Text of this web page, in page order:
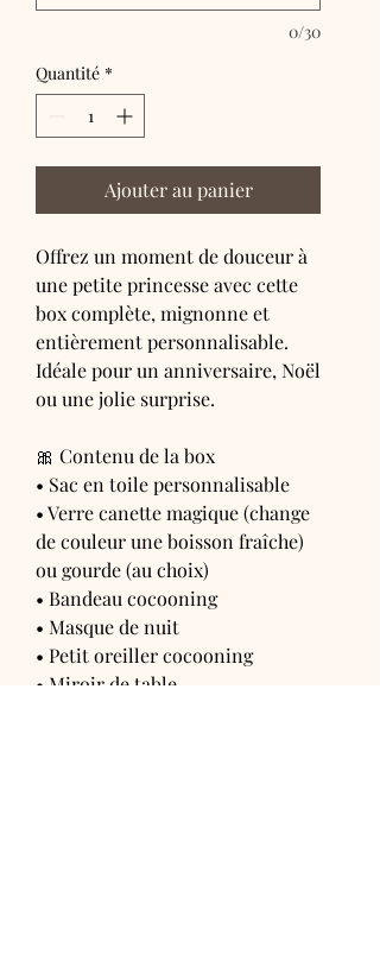
0/30
Quantité *
Ajouter au panier
Offrez un moment de douceur à
une petite princesse avec cette
box complète, mignonne et
entièrement personnalisable.
Idéale pour un anniversaire, Noël
ou une jolie surprise.
🎀 Contenu de la box
• Sac en toile personnalisable
• Verre canette magique (change
de couleur une boisson fraîche)
ou gourde (au choix)
• Bandeau cocooning
• Masque de nuit
• Petit oreiller cocooning
• Miroir de table